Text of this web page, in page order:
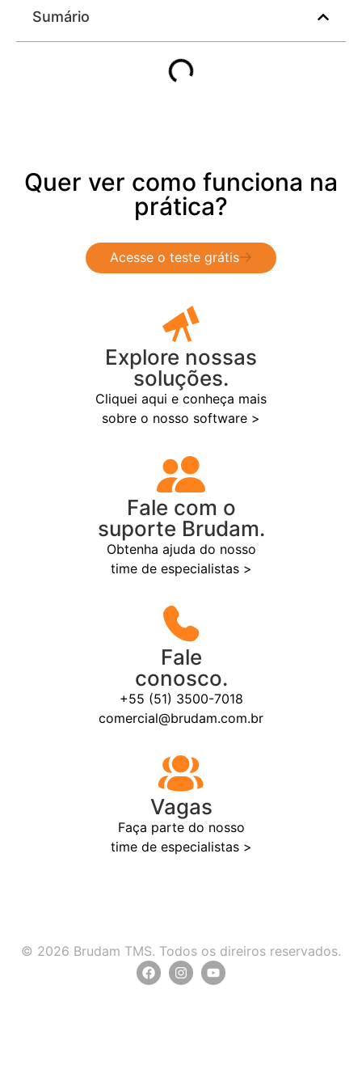
Sumário
Quer ver como funciona na
prática?
Acesse o teste grátis
Explore nossas
soluções.
Cliquei aqui e conheça mais
sobre o nosso software >
Fale com o
suporte Brudam.
Obtenha ajuda do nosso
time de especialistas >
Fale
conosco.
+55 (51) 3500-7018
comercial@brudam.com.br
Vagas
Faça parte do nosso
time de especialistas >
© 2026 Brudam TMS. Todos os direiros reservados.